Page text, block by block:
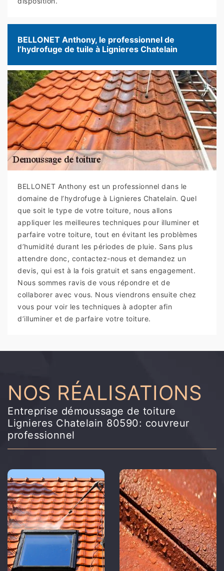
BELLONET Anthony, le professionnel de
l’hydrofuge de tuile à Lignieres Chatelain
BELLONET Anthony est un professionnel dans le
domaine de l’hydrofuge à Lignieres Chatelain. Quel
que soit le type de votre toiture, nous allons
appliquer les meilleures techniques pour illuminer et
parfaire votre toiture, tout en évitant les problèmes
d’humidité durant les périodes de pluie. Sans plus
attendre donc, contactez-nous et demandez un
devis, qui est à la fois gratuit et sans engagement.
Nous sommes ravis de vous répondre et de
collaborer avec vous. Nous viendrons ensuite chez
vous pour voir les techniques à adopter afin
d’illuminer et de parfaire votre toiture.
NOS RÉALISATIONS
Entreprise démoussage de toiture
Lignieres Chatelain 80590: couvreur
professionnel